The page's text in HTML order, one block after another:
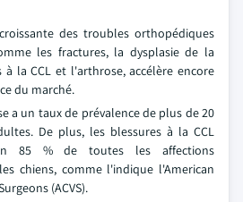
des troubles orthopédiques
les fractures, la dysplasie de la
à la CCL et l'arthrose, accélère encore
du marché.
a un taux de prévalence de plus de 20
De plus, les blessures à la CCL
85 % de toutes les affections
chiens, comme l'indique l'American
(ACVS).